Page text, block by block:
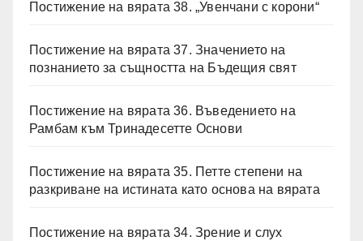
Постижение на вярата 38. „Увенчани с корони“
Постижение на вярата 37. Значението на
познанието за същността на Бъдещия свят
Постижение на вярата 36. Въведението на
Рамбам към Тринадесетте Основи
Постижение на вярата 35. Петте степени на
разкриване на истината като основа на вярата
Постижение на вярата 34. Зрение и слух